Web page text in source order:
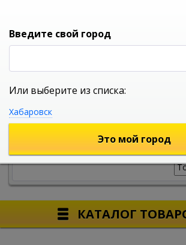
УНИВЕРСАЛЬНЫЙ ИНТЕРНЕТ МАГАЗИН
КАТАЛОГ
Введите свой город
Или выберите из списка:
Хабаровск
Это мой город